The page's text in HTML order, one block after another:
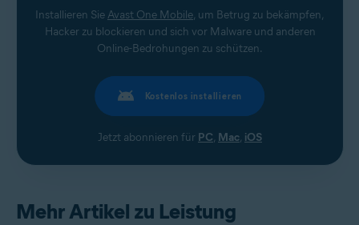
Installieren Sie Avast One Mobile, um Betrug zu bekämpfen,
Hacker zu blockieren und sich vor Malware und anderen
Online-Bedrohungen zu schützen.
Kostenlos installieren
Jetzt abonnieren für PC, Mac, iOS
Mehr Artikel zu Leistung